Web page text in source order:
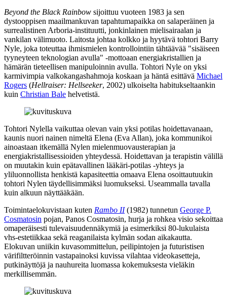
Beyond the Black Rainbow sijoittuu vuoteen 1983 ja sen
dystooppisen maailmankuvan tapahtumapaikka on salaperäinen ja
surrealistinen Arboria-instituutti, jonkinlainen mielisairaalan ja
vankilan välimuoto. Laitosta johtaa kolkko ja hyytävä tohtori Barry
Nyle, joka toteuttaa ihmismielen kontrollointiin tähtäävää "sisäiseen
tyyneyteen teknologian avulla" ‑mottoaan energiakristallien ja
hämärän tieteellisen manipuloinnin avulla. Tohtori Nyle on yksi
karmivimpia valkokangashahmoja koskaan ja häntä esittävä Michael
Rogers (Hellraiser: Hellseeker, 2002) ulkoiselta habitukseltaankin
kuin Christian Bale helvetistä.
Tohtori Nylella vaikuttaa olevan vain yksi potilas hoidettavanaan,
kaunis nuori nainen nimeltä Elena (Eva Allan), joka kommunikoi
ainoastaan itkemällä Nylen mielenmuovausterapian ja
energiakristallisessioiden yhteydessä. Hoidettavan ja terapistin välillä
on muutakin kuin epätavallinen lääkäri-potilas ‑yhteys ja
yliluonnollista henkistä kapasiteettia omaava Elena osoittautuukin
tohtori Nylen täydellisimmäksi luomukseksi. Useammalla tavalla
kuin alkuun näyttääkään.
Toimintaelokuvistaan kuten Rambo II(1982) tunnetun George P.
Cosmatosin pojan, Panos Cosmatosin, hurja ja rohkea visio sekoittaa
omaperäisesti tulevaisuudennäkymiä ja esimerkiksi 80‑lukulaista
vhs‑estetiikkaa sekä reaganilaista kylmän sodan aikakautta.
Elokuvan uniikin kuvasommittelun, peilipintojen ja futuristisen
värifiltteröinnin vastapainoksi kuvissa vilahtaa videokasetteja,
putkinäyttöjä ja nauhureita luomassa kokemuksesta vieläkin
merkillisemmän.